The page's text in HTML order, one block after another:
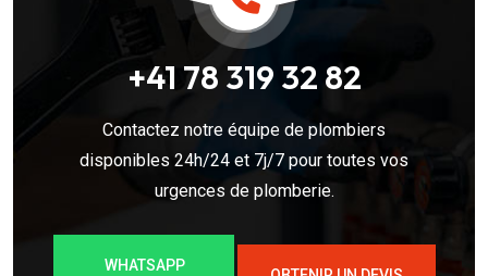
+41 78 319 32 82
Contactez notre équipe de plombiers
disponibles 24h/24 et 7j/7 pour toutes vos
urgences de plomberie.
WHATSAPP